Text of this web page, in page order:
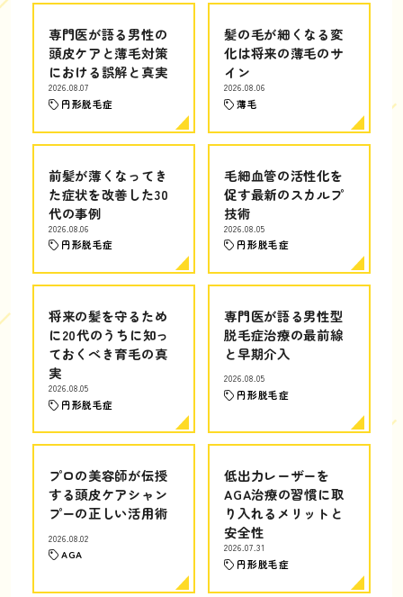
専門医が語る男性の
頭皮ケアと薄毛対策
における誤解と真実
2026.08.07
円形脱毛症
髪の毛が細くなる変
化は将来の薄毛のサ
イン
2026.08.06
薄毛
前髪が薄くなってき
た症状を改善した30
代の事例
2026.08.06
円形脱毛症
毛細血管の活性化を
促す最新のスカルプ
技術
2026.08.05
円形脱毛症
将来の髪を守るため
に20代のうちに知っ
ておくべき育毛の真
実
2026.08.05
円形脱毛症
専門医が語る男性型
脱毛症治療の最前線
と早期介入
2026.08.05
円形脱毛症
プロの美容師が伝授
する頭皮ケアシャン
プーの正しい活用術
2026.08.02
AGA
低出力レーザーを
AGA治療の習慣に取
り入れるメリットと
安全性
2026.07.31
円形脱毛症